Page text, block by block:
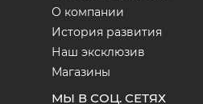
О компании
История развития
Наш эксклюзив
Магазины
МЫ В СОЦ. СЕТЯХ